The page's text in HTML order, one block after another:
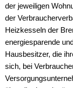
der jeweiligen
der
Heizkesseln der
energiesparende
Hausbesitzer, die
sich, bei